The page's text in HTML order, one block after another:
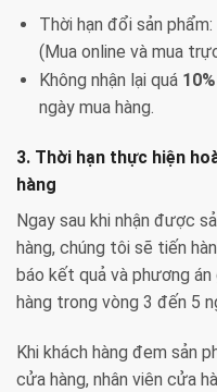
Thời hạn đổi sản phẩm:
(Mua online và mua
Không nhận lại quá 10%
ngày mua hàng.
3. Thời hạn thực hiện
hàng
Ngay sau khi nhận được
hàng, chúng tôi sẽ tiến
báo kết quả và phương
hàng trong vòng 3 đến 5
Khi khách hàng đem sản
cửa hàng, nhân viên cửa